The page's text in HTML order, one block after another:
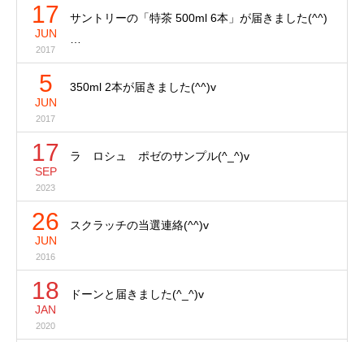
17
JUN
2017
サントリーの「特茶 500ml 6本」が届きました(^^)
…
5
JUN
2017
350ml 2本が届きました(^^)v
17
SEP
2023
ラ ロシュ ポゼのサンプル(^_^)v
26
JUN
2016
スクラッチの当選連絡(^^)v
18
JAN
2020
ドーンと届きました(^_^)v